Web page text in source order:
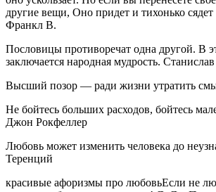
другие вещи, Оно придет и тихонько
Франкл В.
Пословицы противоречат одна другой. В
заключается народная мудрость.
Высший позор — ради жизни утратить
Не бойтесь больших расходов, бойтесь
Джон Рокфеллер
Любовь может изменить человека до
Теренций
красивые афоризмы про любовьЕсли не